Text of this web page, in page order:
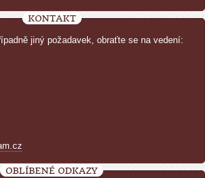
KONTAKT
jiný požadavek, obraťte se na vedení:
OBLÍBENÉ ODKAZY